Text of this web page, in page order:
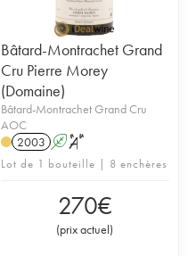
Bâtard-Montrachet Grand
Cru Pierre Morey
(Domaine)
Bâtard-Montrachet Grand Cru
AOC
2003 A S
Lot de 1 bouteille | 8 enchères
270€
(prix actuel)